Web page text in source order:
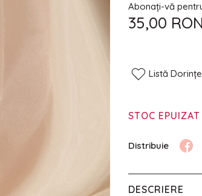
Abonați-vă
35,00
Listă Dorințe
STOC EPUIZAT
DESCRIERE